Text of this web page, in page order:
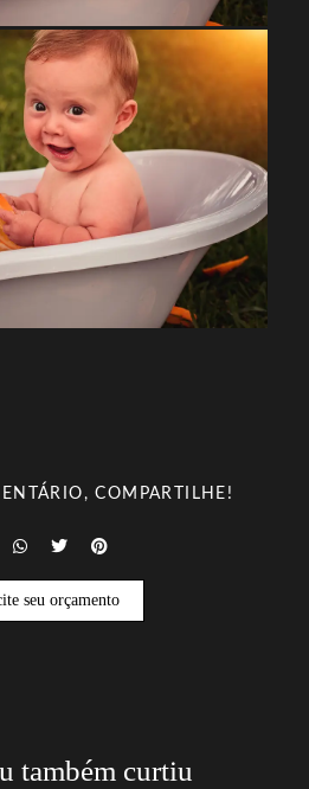
COMPARTILHE!
seu orçamento
também curtiu